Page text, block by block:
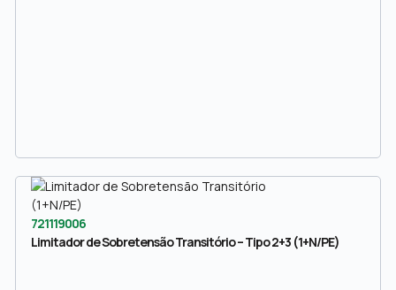
721119006
Limitador de Sobretensão Transitório – Tipo 2+3 (1+N/PE)